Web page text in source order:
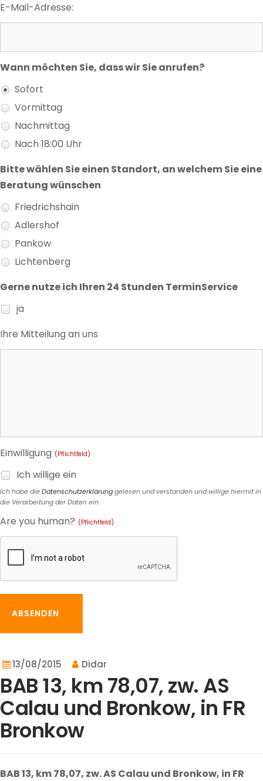
E-Mail-Adresse:
Wann möchten Sie, dass wir Sie anrufen?
Sofort
Vormittag
Nachmittag
Nach 18:00 Uhr
Bitte wählen Sie einen Standort, an welchem Sie eine
Beratung wünschen
Friedrichshain
Adlershof
Pankow
Lichtenberg
Gerne nutze ich Ihren 24 Stunden TerminService
ja
Ihre Mitteilung an uns
Einwilligung (Pflichtfeld)
Ich willige ein
Ich habe dieDatenschutzerklärunggelesen und verstanden und willige hiermit in
die Verarbeitung der Daten ein.
Are you human? (Pflichtfeld)
ABSENDEN
13/08/2015 Didar
BAB 13, km 78,07, zw. AS
Calau und Bronkow, in FR
Bronkow
BAB 13, km 78,07, zw. AS Calau und Bronkow, in FR